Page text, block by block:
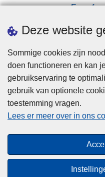
Deze website
Sommige cookies zijn
doen functioneren en kan
gebruikservaring te
gebruik van optionele
toestemming vragen.
Lees er meer over in ons
Een